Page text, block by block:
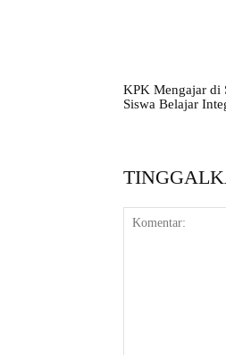
KPK Mengajar di
Siswa Belajar